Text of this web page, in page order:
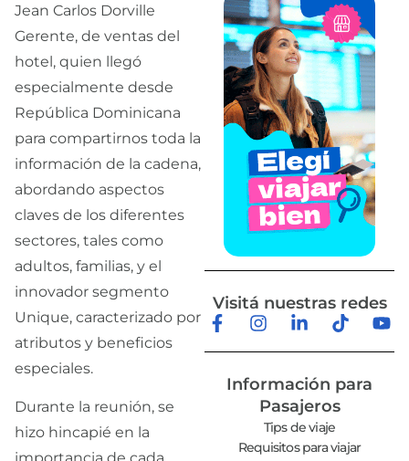
Jean Carlos Dorville
Gerente, de ventas del
hotel, quien llegó
especialmente desde
República Dominicana
para compartirnos toda la
información de la cadena,
abordando aspectos
claves de los diferentes
sectores, tales como
adultos, familias, y el
innovador segmento
Unique, caracterizado por
atributos y beneficios
especiales.
Durante la reunión, se
hizo hincapié en la
Visitá nuestras redes
Información para
Pasajeros
Tips de viaje
Requisitos para viajar